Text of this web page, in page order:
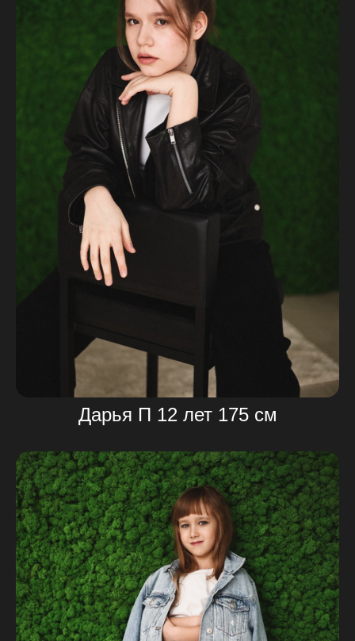
Дарья П 12 лет 175 см